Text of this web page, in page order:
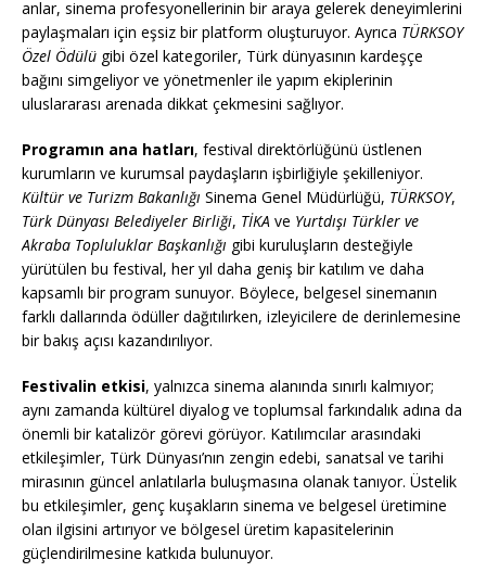
anlar, sinema profesyonellerinin bir araya gelerek deneyimlerini
paylaşmaları için eşsiz bir platform oluşturuyor. Ayrıca TÜRKSOY
Özel Ödülü gibi özel kategoriler, Türk dünyasının kardeşçe
bağını simgeliyor ve yönetmenler ile yapım ekiplerinin
uluslararası arenada dikkat çekmesini sağlıyor.
Programın ana hatları, festival direktörlüğünü üstlenen
kurumların ve kurumsal paydaşların işbirliğiyle şekilleniyor.
Kültür ve Turizm Bakanlığı Sinema Genel Müdürlüğü, TÜRKSOY,
Türk Dünyası Belediyeler Birliği, TİKA ve Yurtdışı Türkler ve
Akraba Topluluklar Başkanlığı gibi kuruluşların desteğiyle
yürütülen bu festival, her yıl daha geniş bir katılım ve daha
kapsamlı bir program sunuyor. Böylece, belgesel sinemanın
farklı dallarında ödüller dağıtılırken, izleyicilere de derinlemesine
bir bakış açısı kazandırılıyor.
Festivalin etkisi, yalnızca sinema alanında sınırlı kalmıyor;
aynı zamanda kültürel diyalog ve toplumsal farkındalık adına da
önemli bir katalizör görevi görüyor. Katılımcılar arasındaki
etkileşimler, Türk Dünyası’nın zengin edebi, sanatsal ve tarihi
mirasının güncel anlatılarla buluşmasına olanak tanıyor. Üstelik
bu etkileşimler, genç kuşakların sinema ve belgesel üretimine
olan ilgisini artırıyor ve bölgesel üretim kapasitelerinin
güçlendirilmesine katkıda bulunuyor.